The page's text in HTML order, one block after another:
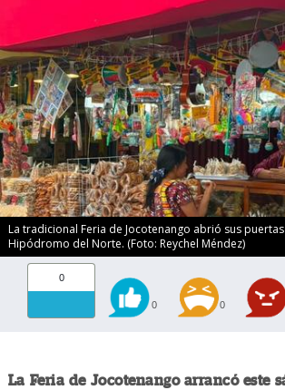
La tradicional Feria de Jocotenango abrió sus
Hipódromo del Norte. (Foto: Reychel Méndez)
0
0 0
La Feria de Jocotenango arrancó este